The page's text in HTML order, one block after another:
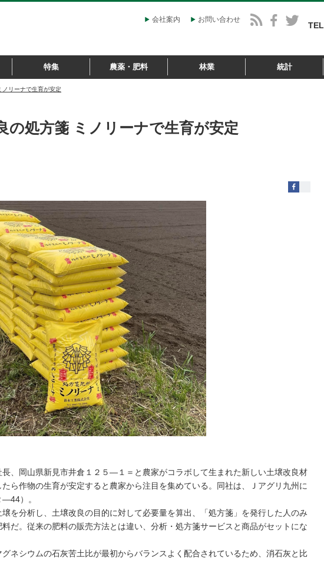
会社案内 お問い合わせ
TEL
特集 農薬・肥料 林業 統計
リーナで生育が安定
処方箋 ミノリーナで生育が安定
、岡山県新見市井倉１２５―１＝と農家がコラボして生まれた新しい土壌改良材
たら作物の生育が安定すると農家から注目を集めている。同社は、Ｊアグリ九州に
）。
を分析し、土壌改良の目的に対して必要量を算出、「処方箋」を発行した人のみ
だ。従来の肥料の販売方法とは違い、分析・処方箋サービスと商品がセットにな
ネシウムの石灰苦土比が最初からバランスよく配合されているため、消石灰と比